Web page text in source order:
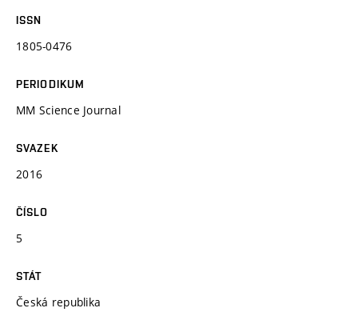
ISSN
1805-0476
PERIODIKUM
MM Science Journal
SVAZEK
2016
ČÍSLO
5
STÁT
Česká republika